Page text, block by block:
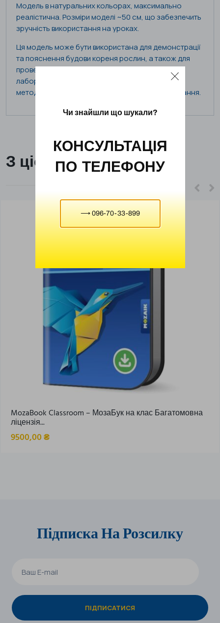
Модель в натуральних кольорах, максимально
реалістична. Розміри моделі ~50 см, що забезпечить
зручність використання на уроках.
Ця модель може бути використана для демонстрації
та пояснення будови кореня рослин, а також для
проведення різних учнівських досліджень та
лабораторних робіт. Модель комплектується
методичними рекомендаціями щодо її використання.
З цієї ж категорії
MozaBook Classroom – МозаБук на клас Багатомовна
ліцензія...
9500,00₴
Підписка На Розсилку
Чи знайшли що шукали?
КОНСУЛЬТАЦІЯ
ПО ТЕЛЕФОНУ
⟶ 096-70-33-899